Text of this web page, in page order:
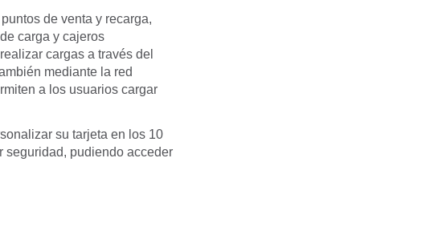
de venta y recarga,
carga y cajeros
cargas a través del
mediante la red
a los usuarios cargar
su tarjeta en los 10
seguridad, pudiendo acceder